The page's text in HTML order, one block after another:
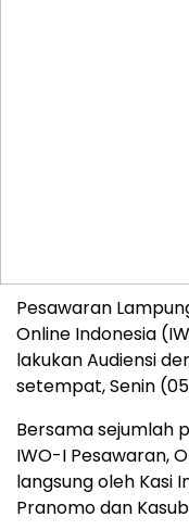
Pesawaran
Online Indonesia
lakukan Audiensi
setempat, Senin
Bersama sejumlah
IWO-I Pesawaran,
langsung oleh Kasi
Pranomo dan